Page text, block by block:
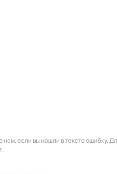
если вы нашли в тексте ошибку.